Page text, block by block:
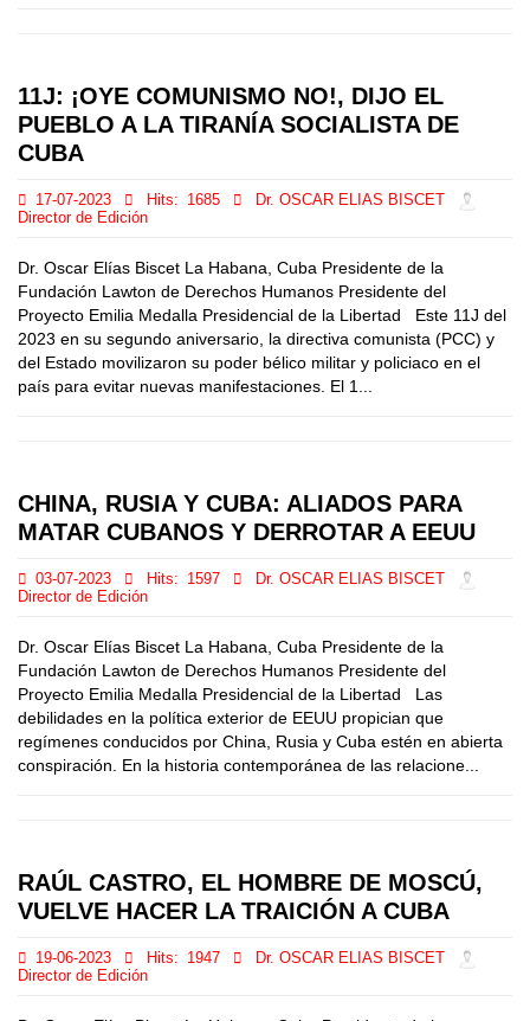
11J: ¡OYE COMUNISMO NO!, DIJO EL
PUEBLO A LA TIRANÍA SOCIALISTA DE
CUBA
17-07-2023 Hits: 1685
Dr. OSCAR ELIAS BISCET
Director de Edición
Dr. Oscar Elías Biscet La Habana, Cuba Presidente de la
Fundación Lawton de Derechos Humanos Presidente del
Proyecto Emilia Medalla Presidencial de la Libertad Este 11J del
2023 en su segundo aniversario, la directiva comunista (PCC) y
del Estado movilizaron su poder bélico militar y policiaco en el
país para evitar nuevas manifestaciones. El 1...
CHINA, RUSIA Y CUBA: ALIADOS PARA
MATAR CUBANOS Y DERROTAR A EEUU
03-07-2023 Hits: 1597
Dr. OSCAR ELIAS BISCET
Director de Edición
Dr. Oscar Elías Biscet La Habana, Cuba Presidente de la
Fundación Lawton de Derechos Humanos Presidente del
Proyecto Emilia Medalla Presidencial de la Libertad Las
debilidades en la política exterior de EEUU propician que
regímenes conducidos por China, Rusia y Cuba estén en abierta
conspiración. En la historia contemporánea de las relacione...
RAÚL CASTRO, EL HOMBRE DE MOSCÚ,
VUELVE HACER LA TRAICIÓN A CUBA
19-06-2023 Hits: 1947
Dr. OSCAR ELIAS BISCET
Director de Edición